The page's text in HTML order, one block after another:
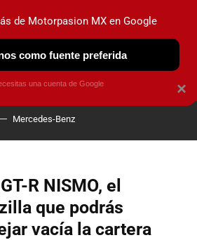
HOY NO CIRCULA
Mercedes-Benz
R NISMO, el
que podrás
vacía la cartera
×
de Motorpasion MX en Google
como fuente preferida
una cuenta de Google